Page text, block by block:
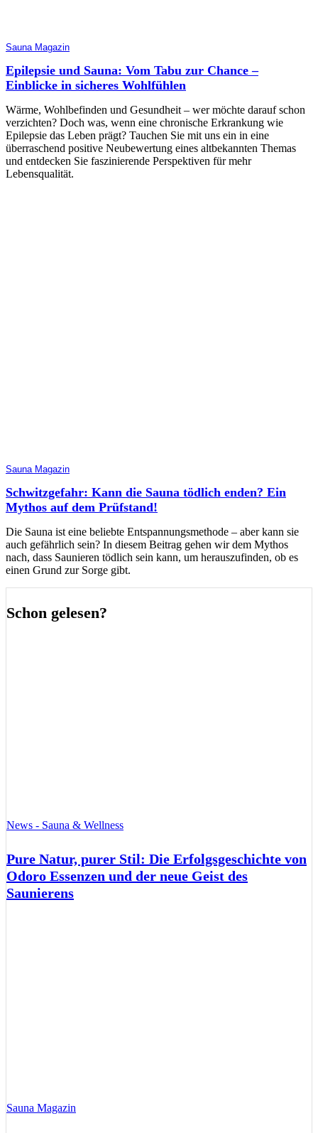
Sauna Magazin
Epilepsie und Sauna: Vom Tabu zur Chance –
Einblicke in sicheres Wohlfühlen
Wärme, Wohlbefinden und Gesundheit – wer möchte darauf schon
verzichten? Doch was, wenn eine chronische Erkrankung wie
Epilepsie das Leben prägt? Tauchen Sie mit uns ein in eine
überraschend positive Neubewertung eines altbekannten Themas
und entdecken Sie faszinierende Perspektiven für mehr
Lebensqualität.
Sauna Magazin
Schwitzgefahr: Kann die Sauna tödlich enden? Ein
Mythos auf dem Prüfstand!
Die Sauna ist eine beliebte Entspannungsmethode – aber kann sie
auch gefährlich sein? In diesem Beitrag gehen wir dem Mythos
nach, dass Saunieren tödlich sein kann, um herauszufinden, ob es
einen Grund zur Sorge gibt.
Schon gelesen?
News - Sauna & Wellness
Pure Natur, purer Stil: Die Erfolgsgeschichte von
Odoro Essenzen und der neue Geist des
Saunierens
Sauna Magazin